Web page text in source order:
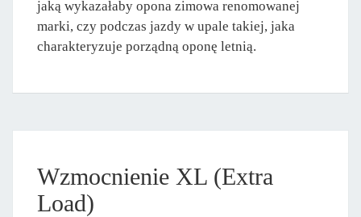
jaką wykazałaby opona zimowa renomowanej
marki, czy podczas jazdy w upale takiej, jaka
charakteryzuje porządną oponę letnią.
Wzmocnienie XL (Extra
Load)